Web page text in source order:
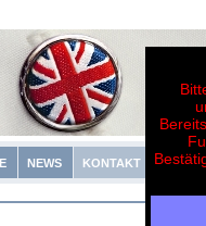
NEWS KONTAKT